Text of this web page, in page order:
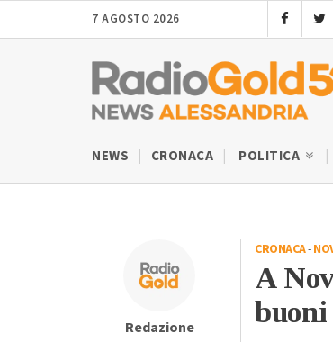
7 AGOSTO 2026
NEWS CRONACA POLITICA
Redazione
CRONACA-
A
buoni